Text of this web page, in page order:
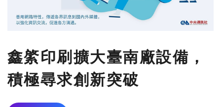
鑫綮印刷擴大臺南廠設備，
積極尋求創新突破